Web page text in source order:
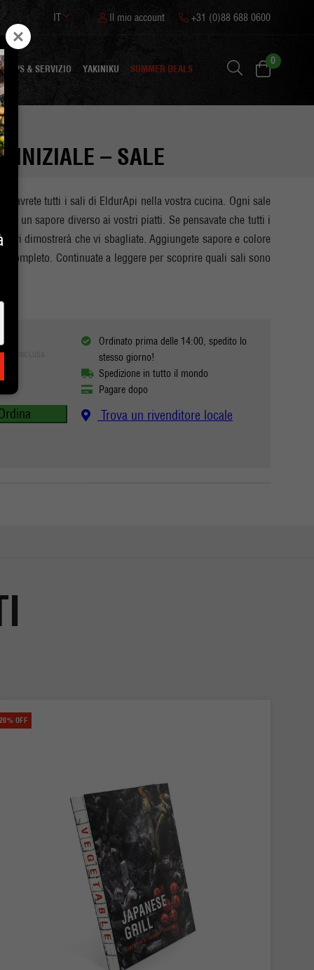
+31 (0)88 688 0600
Il mio account
IT
TIPS & SERVIZIO YAKINIKU SUMMER DEALS
0
INIZIALE – SALE
avrete tutti i sali di EldurApi nella vostra cucina. Ogni sale
un sapore diverso ai vostri piatti. Se pensavate che tutti i
vi dimostrerà che vi sbagliate. Aggiungete sapore e colore
completo. Continuate a leggere per scoprire quali sali sono
Ordinato prima delle 14:00, spedito lo
stesso giorno!
Spedizione in tutto il mondo
Pagare dopo
Trova un rivenditore locale
20% OFF